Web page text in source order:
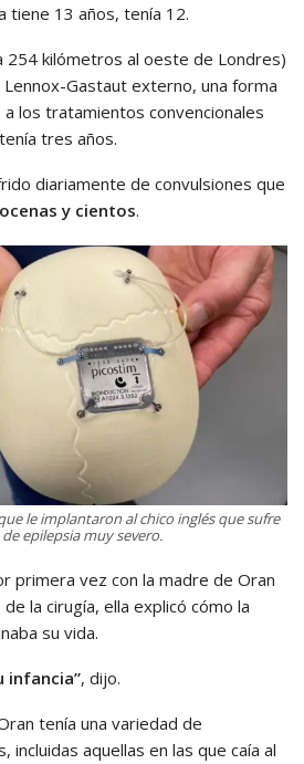
tiene 13 años, tenía 12.
254 kilómetros al oeste de Londres)
Gastaut externo, una forma
los tratamientos convencionales
tres años.
diariamente de convulsiones que
y cientos.
le implantaron al chico inglés que sufre
epilepsia muy severo.
primera vez con la madre de Oran
la cirugía, ella explicó cómo la
su vida.
infancia”, dijo.
tenía una variedad de
incluidas aquellas en las que caía al